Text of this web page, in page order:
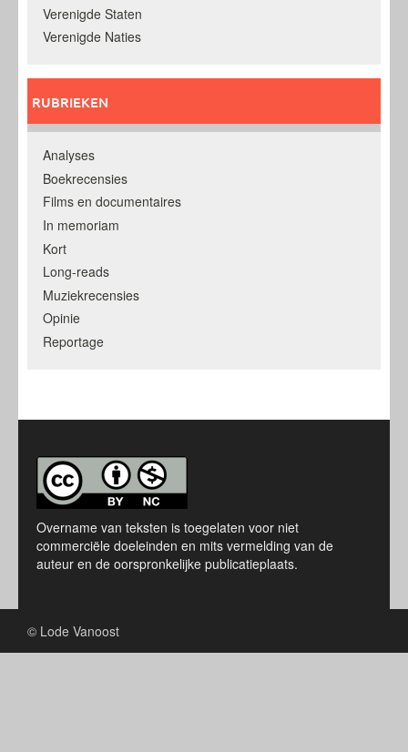
Verenigde Staten
Verenigde Naties
RUBRIEKEN
Analyses
Boekrecensies
Films en documentaires
In memoriam
Kort
Long-reads
Muziekrecensies
Opinie
Reportage
Overname van teksten is toegelaten voor niet
commerciële doeleinden en mits vermelding van de
auteur en de oorspronkelijke publicatieplaats.
© Lode Vanoost